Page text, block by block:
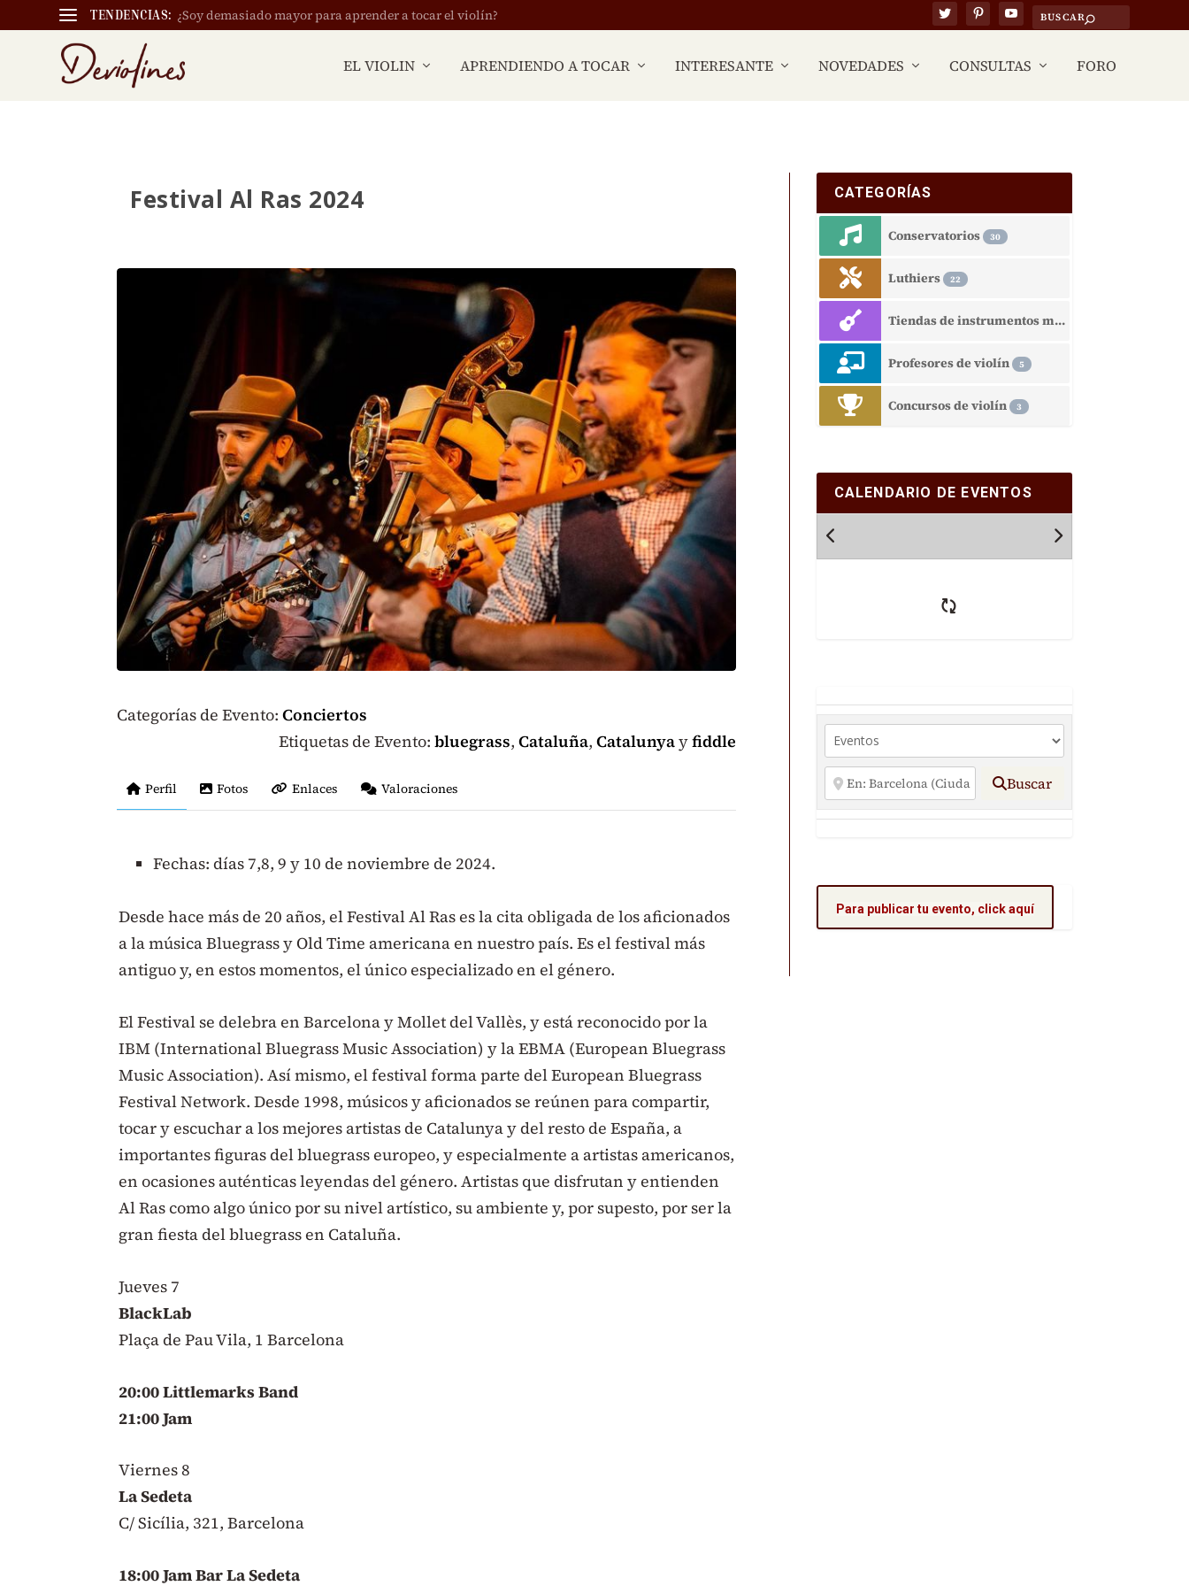
TENDENCIAS: ¿Soy demasiado mayor para aprender a tocar el violín?
EL VIOLIN APRENDIENDO A TOCAR INTERESANTE NOVEDADES CONSULTAS FORO
Festival Al Ras 2024
Categorías de Evento: Conciertos
Etiquetas de Evento:bluegrass,Cataluña,Catalunyayfiddle
Perfil Fotos Enlaces Valoraciones
Fechas: días 7,8, 9 y 10 de noviembre de 2024.
Desde hace más de 20 años, el Festival Al Ras es la cita obligada de los aficionados
a la música Bluegrass y Old Time americana en nuestro país. Es el festival más
antiguo y, en estos momentos, el único especializado en el género.
El Festival se delebra en Barcelona y Mollet del Vallès, y está reconocido por la
IBM (International Bluegrass Music Association) y la EBMA (European Bluegrass
Music Association). Así mismo, el festival forma parte del European Bluegrass
Festival Network. Desde 1998, músicos y aficionados se reúnen para compartir,
tocar y escuchar a los mejores artistas de Catalunya y del resto de España, a
importantes figuras del bluegrass europeo, y especialmente a artistas americanos,
en ocasiones auténticas leyendas del género. Artistas que disfrutan y entienden
Al Ras como algo único por su nivel artístico, su ambiente y, por supesto, por ser la
gran fiesta del bluegrass en Cataluña.
Jueves 7
BlackLab
Plaça de Pau Vila, 1 Barcelona
20:00 Littlemarks Band
21:00 Jam
Viernes 8
La Sedeta
C/ Sicília, 321, Barcelona
18:00 Jam Bar La Sedeta
CATEGORÍAS
Conservatorios 30
Luthiers 22
Tiendas de instrumentos musicales
Profesores de violín 5
Concursos de violín 3
CALENDARIO DE EVENTOS
Buscar
Para publicar tu evento, click aquí